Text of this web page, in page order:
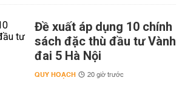
Đề xuất áp dụng 10 chính
sách đặc thù đầu tư Vành
đai 5 Hà Nội
QUY HOẠCH 20 giờ trước